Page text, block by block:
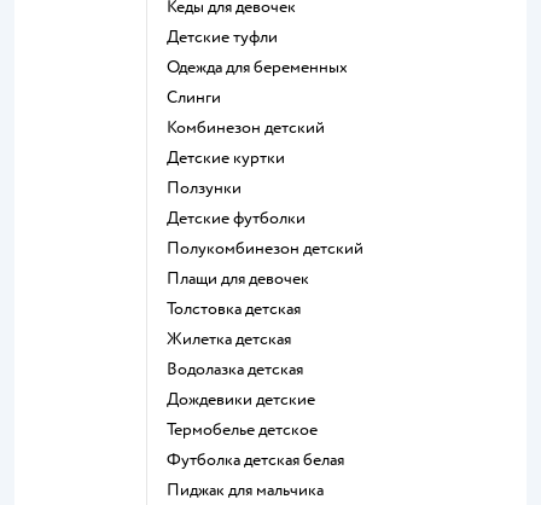
Кеды для девочек
Детские туфли
Одежда для беременных
Слинги
Комбинезон детский
Детские куртки
Ползунки
Детские футболки
Полукомбинезон детский
Плащи для девочек
Толстовка детская
Жилетка детская
Водолазка детская
Дождевики детские
Термобелье детское
Футболка детская белая
Пиджак для мальчика